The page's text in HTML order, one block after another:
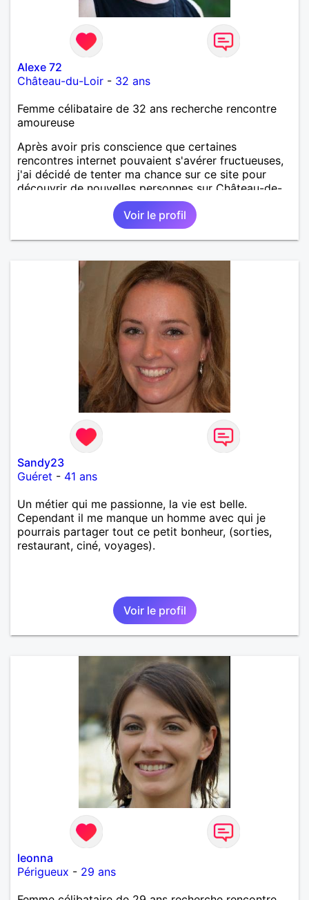
Alexe 72
Château-du-Loir - 32 ans
Femme célibataire de 32 ans recherche rencontre
amoureuse
Après avoir pris conscience que certaines
rencontres internet pouvaient s'avérer fructueuses,
j'ai décidé de tenter ma chance sur ce site pour
découvrir de nouvelles personnes sur Château-de-
Loir voire Le Mans ou La Flèche !
Voir le profil
Sandy23
Guéret - 41 ans
Un métier qui me passionne, la vie est belle.
Cependant il me manque un homme avec qui je
pourrais partager tout ce petit bonheur, (sorties,
restaurant, ciné, voyages).
Voir le profil
leonna
Périgueux - 29 ans